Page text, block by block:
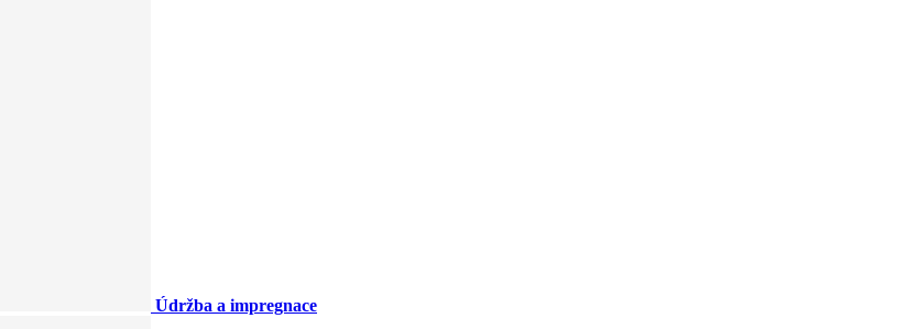
Údržba a impregnace